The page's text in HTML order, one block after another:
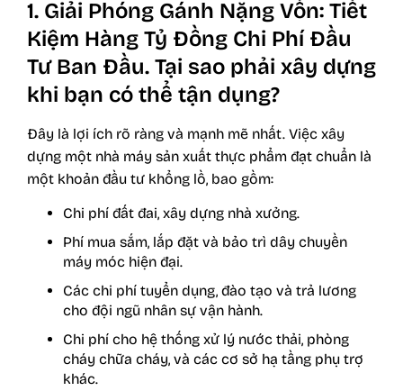
1. Giải Phóng Gánh Nặng Vốn: Tiết
Kiệm Hàng Tỷ Đồng Chi Phí Đầu
Tư Ban Đầu. Tại sao phải xây dựng
khi bạn có thể tận dụng?
Đây là lợi ích rõ ràng và mạnh mẽ nhất. Việc xây
dựng một nhà máy sản xuất thực phẩm đạt chuẩn là
một khoản đầu tư khổng lồ, bao gồm:
Chi phí đất đai, xây dựng nhà xưởng.
Phí mua sắm, lắp đặt và bảo trì dây chuyền
máy móc hiện đại.
Các chi phí tuyển dụng, đào tạo và trả lương
cho đội ngũ nhân sự vận hành.
Chi phí cho hệ thống xử lý nước thải, phòng
cháy chữa cháy, và các cơ sở hạ tầng phụ trợ
khác.